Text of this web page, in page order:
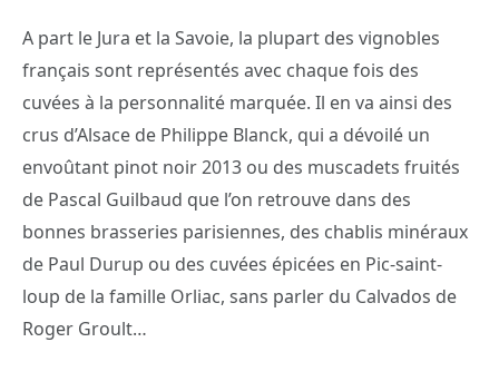
A part le Jura et la Savoie, la plupart des vignobles
français sont représentés avec chaque fois des
cuvées à la personnalité marquée. Il en va ainsi des
crus d’Alsace de Philippe Blanck, qui a dévoilé un
envoûtant pinot noir 2013 ou des muscadets fruités
de Pascal Guilbaud que l’on retrouve dans des
bonnes brasseries parisiennes, des chablis minéraux
de Paul Durup ou des cuvées épicées en Pic-saint-
loup de la famille Orliac, sans parler du Calvados de
Roger Groult…